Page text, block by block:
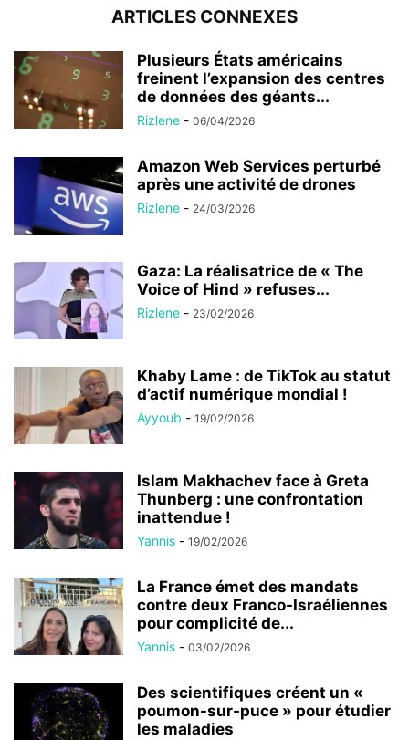
ARTICLES CONNEXES
Plusieurs États américains
freinent l’expansion des centres
de données des géants...
Rizlene - 06/04/2026
Amazon Web Services perturbé
après une activité de drones
Rizlene - 24/03/2026
Gaza: La réalisatrice de « The
Voice of Hind » refuses...
Rizlene - 23/02/2026
Khaby Lame : de TikTok au statut
d’actif numérique mondial !
Ayyoub - 19/02/2026
Islam Makhachev face à Greta
Thunberg : une confrontation
inattendue !
Yannis - 19/02/2026
La France émet des mandats
contre deux Franco-Israéliennes
pour complicité de...
Yannis - 03/02/2026
Des scientifiques créent un «
poumon-sur-puce » pour étudier
les maladies